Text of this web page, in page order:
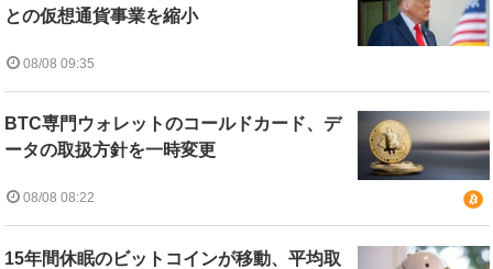
との仮想通貨事業を縮小
08/08 09:35
BTC専門ウォレットのコールドカード、デ
ータの取扱方針を一時変更
08/08 08:22
15年間休眠のビットコインが移動、平均取